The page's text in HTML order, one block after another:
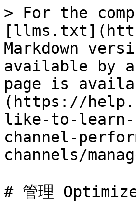
> For the
Markdown
available by
page is
(https://
like-to-learn-
channel-
channels/
# 管理